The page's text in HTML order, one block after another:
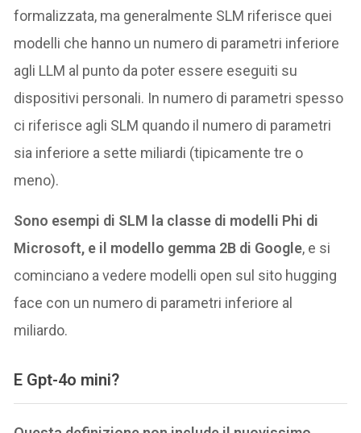
formalizzata, ma generalmente SLM riferisce quei
modelli che hanno un numero di parametri inferiore
agli LLM al punto da poter essere eseguiti su
dispositivi personali. In numero di parametri spesso
ci riferisce agli SLM quando il numero di parametri
sia inferiore a sette miliardi (tipicamente tre o
meno).
Sono esempi di SLM la classe di modelli Phi di
Microsoft, e il modello gemma 2B di Google, e si
cominciano a vedere modelli open sul sito hugging
face con un numero di parametri inferiore al
miliardo.
E Gpt-4o mini?